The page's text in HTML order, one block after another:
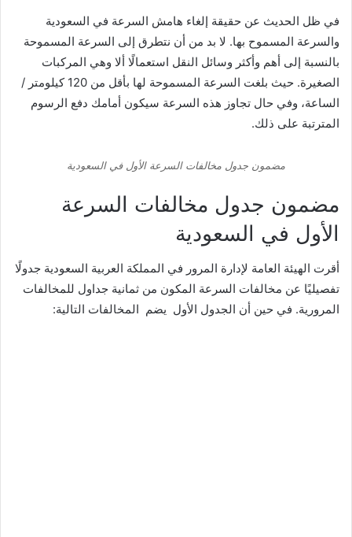
في ظل الحديث عن حقيقة إلغاء هامش السرعة في السعودية
والسرعة المسموح بها. لا بد من أن نتطرق إلى السرعة المسموحة
بالنسبة إلى أهم وأكثر وسائل النقل استعمالًا ألا وهي المركبات
الصغيرة. حيث بلغت السرعة المسموحة لها بأقل من 120 كيلومتر /
الساعة، وفي حال تجاوز هذه السرعة سيكون أمامك دفع الرسوم
المترتبة على ذلك.
مضمون جدول مخالفات السرعة الأول في السعودية
مضمون جدول مخالفات السرعة
الأول في السعودية
أقرت الهيئة العامة لإدارة المرور في المملكة العربية السعودية جدولًا
تفصيليًا عن مخالفات السرعة المكون من ثمانية جداول للمخالفات
المرورية. في حين أن الجدول الأول يضم المخالفات التالية: